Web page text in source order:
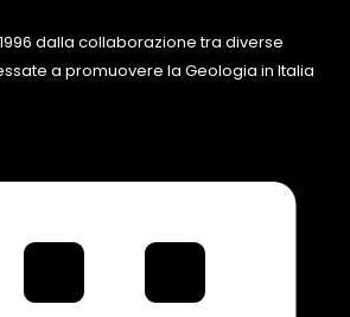
dalla collaborazione tra diverse
a promuovere la Geologia in Italia